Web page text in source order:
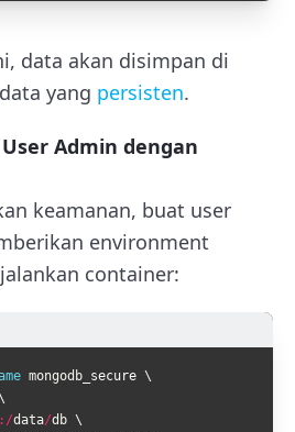
data akan disimpan di
yang persisten.
Admin dengan
keamanan, buat user
environment
container:
mongodb secure \
: /data/db \